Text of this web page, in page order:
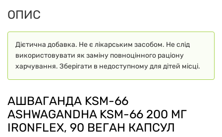
ОПИС
Дієтична добавка. Не є лікарським засобом. Не слід
використовувати як заміну повноцінного раціону
харчування. Зберігати в недоступному для дітей місці.
АШВАГАНДА KSM-66
ASHWAGANDHA KSM-66 200 МГ
IRONFLEX, 90 ВЕГАН КАПСУЛ